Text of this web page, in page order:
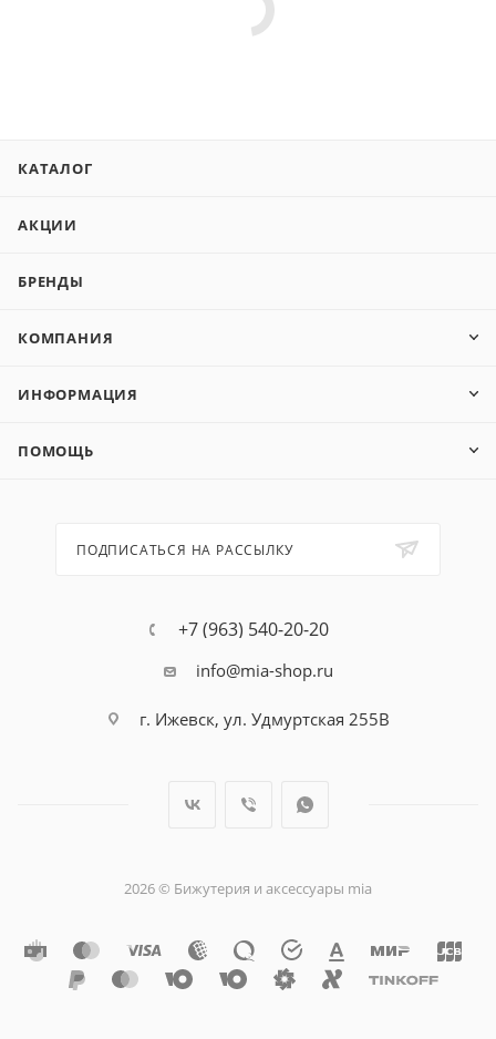
КАТАЛОГ
АКЦИИ
БРЕНДЫ
КОМПАНИЯ
ИНФОРМАЦИЯ
ПОМОЩЬ
ПОДПИСАТЬСЯ НА РАССЫЛКУ
+7 (963) 540-20-20
info@mia-shop.ru
г. Ижевск, ул. Удмуртская 255В
2026 © Бижутерия и аксессуары mia